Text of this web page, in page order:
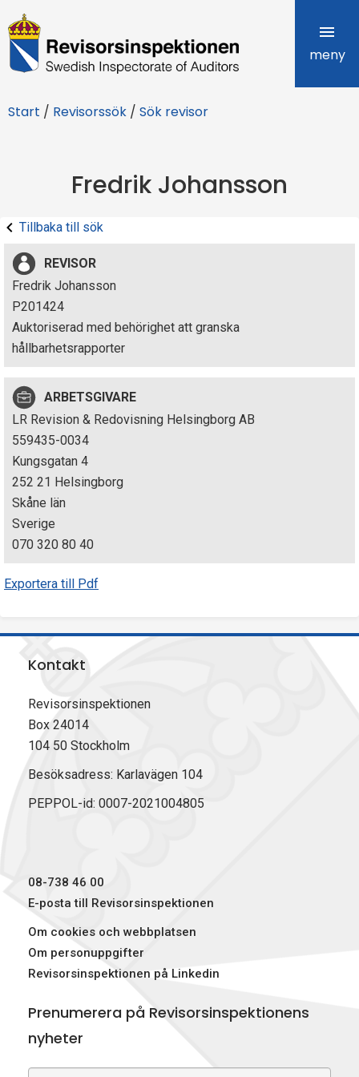
R
e
i
r
s
i
n
s
p
e
k
t
i
o
n
n
meny
Start / Revisorssök / Sök revisor
Fredrik Johansson
Tillbaka till sök
REVISOR
Fredrik Johansson
P201424
Auktoriserad med behörighet att granska
hållbarhetsrapporter
ARBETSGIVARE
LR Revision & Redovisning Helsingborg AB
559435-0034
Kungsgatan 4
252 21 Helsingborg
Skåne län
Sverige
070 320 80 40
Exportera till Pdf
Kontakt
Revisorsinspektionen
Box 24014
104 50 Stockholm
Besöksadress: Karlavägen 104
PEPPOL-id: 0007-2021004805
08-738 46 00
E-posta till Revisorsinspektionen
Om cookies och webbplatsen
Om personuppgifter
Revisorsinspektionen på Linkedin
Prenumerera på Revisorsinspektionens
nyheter